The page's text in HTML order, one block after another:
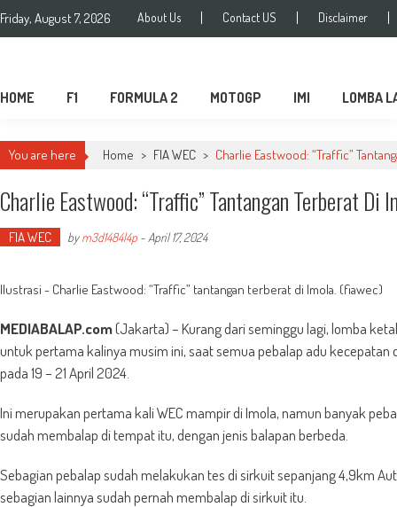
Friday, August 7, 2026 About Us Contact US Disclaimer
Terupdate
HOME F1 FORMULA 2 MOTOGP IMI LOMBA
You are here Home > FIA WEC > Charlie Eastwood: “Traffic”
Charlie Eastwood: “Traffic” Tantangan Terberat Di
FIA WEC bym3d1484l4p - April 17, 2024
Ilustrasi - Charlie Eastwood: “Traffic” tantangan terberat di Imola. (fiawec)
MEDIABALAP.com(Jakarta) – Kurang dari seminggu lagi, lomba
untuk pertama kalinya musim ini, saat semua pebalap adu kecepatan
pada 19 – 21 April 2024.
Ini merupakan pertama kali WEC mampir di Imola, namun banyak
sudah membalap di tempat itu, dengan jenis balapan berbeda.
Sebagian pebalap sudah melakukan tes di sirkuit sepanjang 4,9km
sebagian lainnya sudah pernah membalap di sirkuit itu.